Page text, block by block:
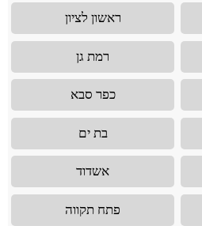
ראשון לציון
רמת גן
כפר סבא
בת ים
אשדוד
פתח תקווה